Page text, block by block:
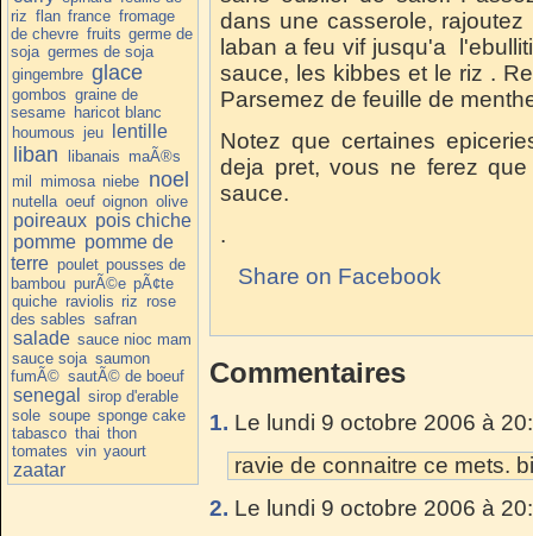
riz flan france fromage
de chevre fruits germe de
soja germes de soja
gingembre glace
gombos graine de
sesame haricot blanc
houmous jeu lentille
liban libanais maÃ®s
mil mimosa niebe noel
nutella oeuf oignon olive
poireaux pois chiche
pomme pomme de
terre poulet pousses de
bambou purÃ©e pÃ¢te
quiche raviolis riz rose
des sables safran
salade sauce nioc mam
sauce soja saumon
fumÃ© sautÃ© de boeuf
senegal
sirop d'erable
sole soupe sponge cake
tabasco thai thon
tomates vin yaourt
zaatar
dans une casserole,
laban a feu vif jusqu'a
sauce, les kibbes et le riz .
Parsemez de feuille de
Notez que certaines
deja pret, vous ne ferez
sauce.
.
Share on Facebook
Commentaires
1. Le lundi 9 octobre 2006 à
ravie de connaitre ce mets.
2. Le lundi 9 octobre 2006 à